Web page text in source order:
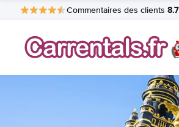
Commentaires des clients 8.7